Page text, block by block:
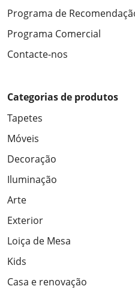
Programa de
Programa Comercial
Contacte-nos
Categorias de produtos
Tapetes
Móveis
Decoração
Iluminação
Arte
Exterior
Loiça de Mesa
Kids
Casa e renovação